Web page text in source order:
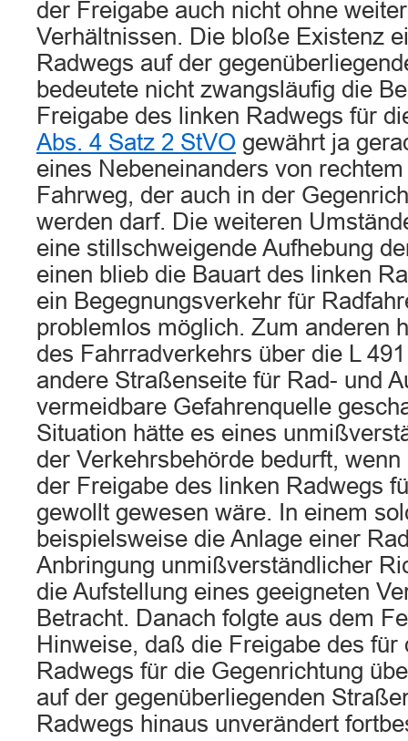
der Freigabe auch nicht ohne
Verhältnissen. Die bloße Existenz
Radwegs auf der
bedeutete nicht zwangsläufig die
Freigabe des linken Radwegs für
Abs. 4 Satz 2 StVO gewährt ja
eines Nebeneinanders von
Fahrweg, der auch in der
werden darf. Die weiteren
eine stillschweigende Aufhebung
einen blieb die Bauart des linken
ein Begegnungsverkehr für
problemlos möglich. Zum anderen
des Fahrradverkehrs über die L
andere Straßenseite für Rad- und
vermeidbare Gefahrenquelle
Situation hätte es eines
der Verkehrsbehörde bedurft,
der Freigabe des linken Radwegs
gewollt gewesen wäre. In einem
beispielsweise die Anlage einer
Anbringung unmißverständlicher
die Aufstellung eines geeigneten
Betracht. Danach folgte aus dem
Hinweise, daß die Freigabe des für
Radwegs für die Gegenrichtung
auf der gegenüberliegenden
Radwegs hinaus unverändert